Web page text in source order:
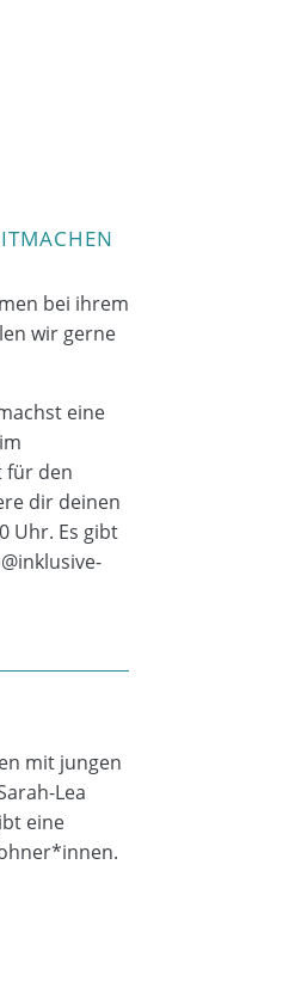
bei ihrem
wir gerne
eine
für den
dir deinen
Uhr. Es gibt
mit jungen
Lea
eine